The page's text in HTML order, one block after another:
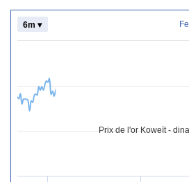
Prix de l'or Koweït -
6m ▾